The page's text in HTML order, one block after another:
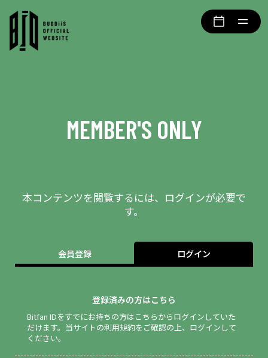
MEMBER'S ONLY
本コンテンツを閲覧するには、ログインが必要で
す。
会員登録 ログイン
登録済みの方はこちら
Bitfan IDをすでにお持ちの方はこちらからログインしていた
だけます。 当サイトの利用規約をご確認の上、ログインして
ください。